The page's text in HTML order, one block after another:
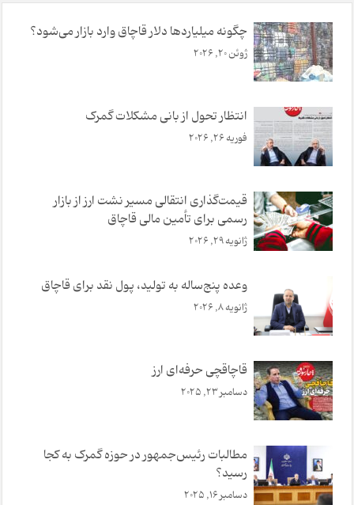
چگونه میلیاردها دلار قاچاق وارد بازار می‌شود؟
ژوئن 20, 2026
انتظار تحول از بانی مشکلات گمرک
فوریه 26, 2026
قیمت‌گذاری انتقالی مسیر نشت ارز از بازار
رسمی برای تأمین مالی قاچاق
ژانویه 29, 2026
وعده پنج‌ساله به تولید، پول نقد برای قاچاق
ژانویه 8, 2026
قاچاقچی حرفه‌ای ارز
دسامبر 23, 2025
مطالبات رئیس‌جمهور در حوزه گمرک به کجا
رسید؟
دسامبر 16, 2025